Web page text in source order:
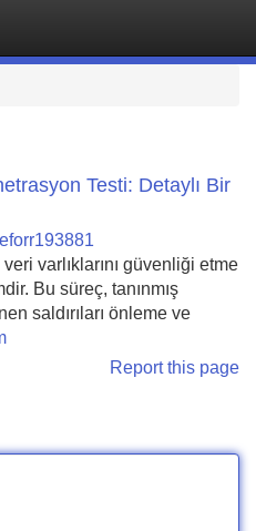
Testi: Detaylı Bir
varlıklarını güvenliği etme
Bu süreç, tanınmış
saldırıları önleme ve
Report this page